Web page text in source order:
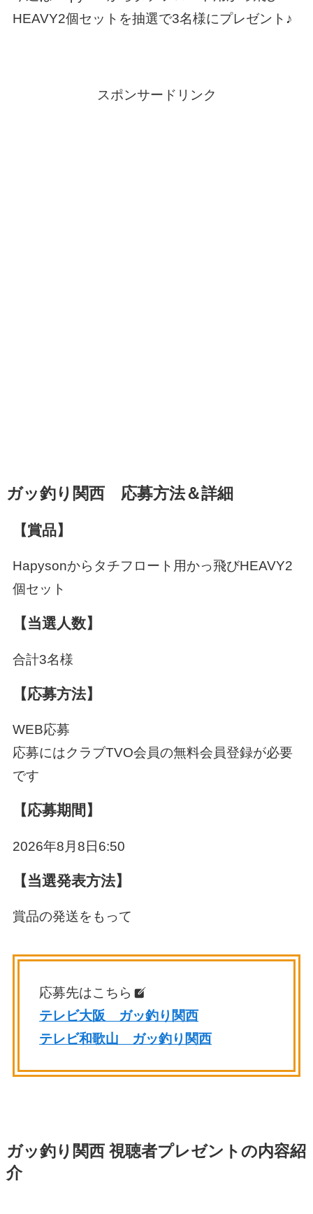
HEAVY2個セットを抽選で3名様にプレゼント♪
スポンサードリンク
ガッ釣り関西 応募方法＆詳細
【賞品】
Hapysonからタチフロート用かっ飛びHEAVY2
個セット
【当選人数】
合計3名様
【応募方法】
WEB応募
応募にはクラブTVO会員の無料会員登録が必要
です
【応募期間】
2026年8月8日6:50
【当選発表方法】
賞品の発送をもって
応募先はこちら
テレビ大阪 ガッ釣り関西
テレビ和歌山 ガッ釣り関西
ガッ釣り関西 視聴者プレゼントの内容紹
介